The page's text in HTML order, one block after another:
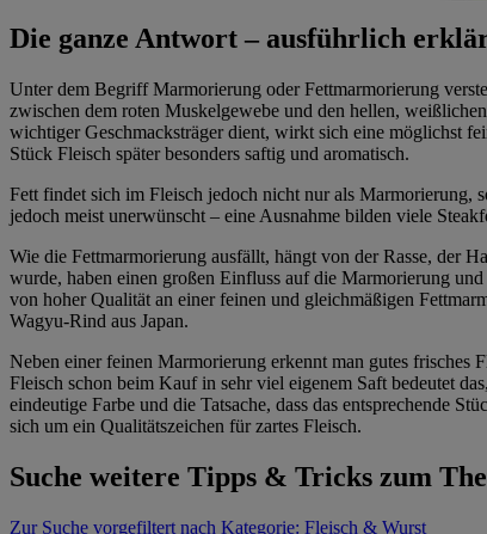
Die ganze Antwort – ausführlich
Unter dem Begriff Marmorierung oder Fettmarmorierung
zwischen dem roten Muskelgewebe und den hellen,
wichtiger Geschmacksträger dient, wirkt sich eine möglichst
Stück Fleisch später besonders saftig und aromatisch.
Fett findet sich im Fleisch jedoch nicht nur als Marmorierung,
jedoch meist unerwünscht – eine Ausnahme bilden viele
Wie die Fettmarmorierung ausfällt, hängt von der Rasse, der
wurde, haben einen großen Einfluss auf die Marmorierung
von hoher Qualität an einer feinen und gleichmäßigen
Wagyu-Rind aus Japan.
Neben einer feinen Marmorierung erkennt man gutes frisches
Fleisch schon beim Kauf in sehr viel eigenem Saft bedeutet
eindeutige Farbe und die Tatsache, dass das entsprechende
sich um ein Qualitätszeichen für zartes Fleisch.
Suche weitere Tipps & Tricks zum
Zur Suche vorgefiltert nach Kategorie: Fleisch & Wurst